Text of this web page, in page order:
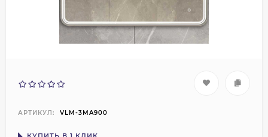
АРТИКУЛ: VLM-3MA900